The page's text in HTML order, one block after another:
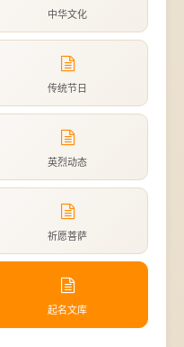
中华文化
传统节日
英烈动态
祈愿菩萨
起名文库